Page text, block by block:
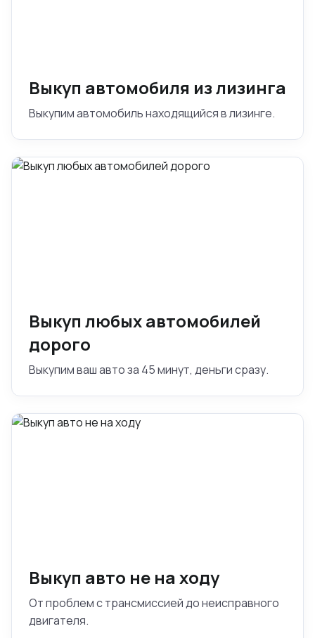
Выкуп автомобиля из лизинга
Выкупим автомобиль находящийся в лизинге.
Выкуп любых автомобилей
дорого
Выкупим ваш авто за 45 минут, деньги сразу.
Выкуп авто не на ходу
От проблем с трансмиссией до неисправного
двигателя.